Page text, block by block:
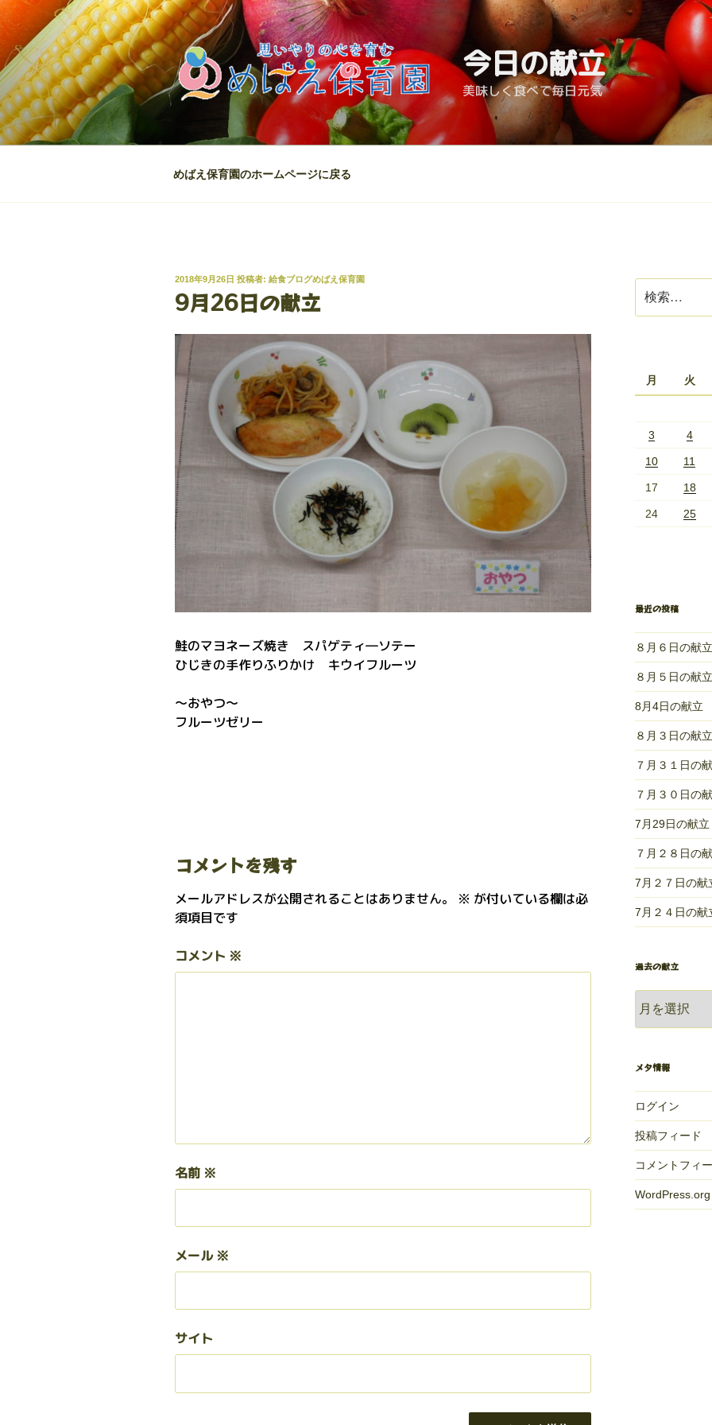
コ
ン
テ
ン
ツ
へ
ス
キ
今日の献立
美味しく食べて毎日元気
めばえ保育園のホームページに戻る
投
日:
2018年9月26日 投稿者: 給食ブログめばえ保育園
9月26日の献立
鮭のマヨネーズ焼き スパゲティ―ソテー
ひじきの手作りふりかけ キウイフルーツ
～おやつ～
フルーツゼリー
コメントを残す
メールアドレスが公開されることはありません。 ※ が付いている欄は必
須項目です
コメント ※
名前 ※
メール ※
サイト
索:
月 火
3 4
10 11
17 18
24 25
最近の投稿
８月６日の献立
８月５日の献立
8月4日の献立
８月３日の献立
７月３１日の
７月３０日の
7月29日の献立
７月２８日の
7月２７日の献
7月２４日の献
過去の献立
去
立
メタ情報
ログイン
投稿フィード
コメントフィ
WordPress.org